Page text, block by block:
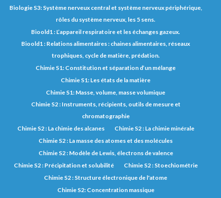
Biologie S3: Système nerveux central et système nerveux périphérique,
rôles du système nerveux, les 5 sens.
Bioold1 : L’appareil respiratoire et les échanges gazeux.
Bioold1 : Relations alimentaires : chaines alimentaires, réseaux
trophiques, cycle de matière, prédation.
Chimie S1: Constitution et séparation d’un mélange
Chimie S1: Les états de la matière
Chimie S1: Masse, volume, masse volumique
Chimie S2 : Instruments, récipients, outils de mesure et
chromatographie
Chimie S2 : La chimie des alcanes
Chimie S2 : La chimie minérale
Chimie S2 : La masse des atomes et des molécules
Chimie S2 : Modèle de Lewis, électrons de valence
Chimie S2 : Précipitation et solubilité
Chimie S2 : Stoechiométrie
Chimie S2 : Structure électronique de l'atome
Chimie S2: Concentration massique